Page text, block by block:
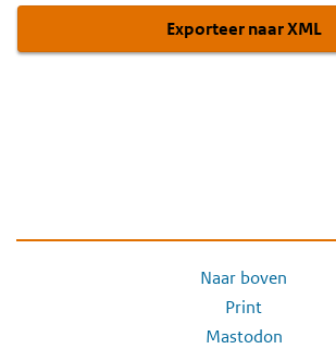
Exporteer naar XML
Naar boven
Print
Mastodon